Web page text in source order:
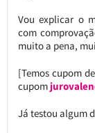
Vou explicar o
com
muito a pena,
[Temos cupom
cupom
Já testou algum